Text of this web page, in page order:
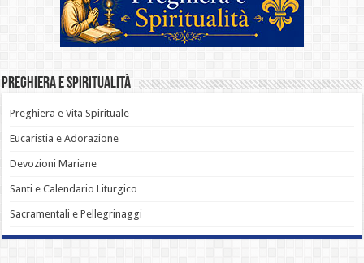
Preghiera e Spiritualità
Preghiera e Vita Spirituale
Eucaristia e Adorazione
Devozioni Mariane
Santi e Calendario Liturgico
Sacramentali e Pellegrinaggi